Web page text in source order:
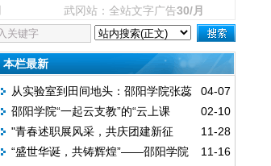
武冈站：全站文字广告30/月
本栏最新
04-07
从实验室到田间地头：邵阳学院张蕊
团队斩获省“三农”创业大赛一等奖，用益生
菌技术点“芥”成金
02-10
邵阳学院“一起云支教”的“云上课
堂”与“身边陪伴”
11-28
"青春述职展风采，共庆团建新征
程”——邵阳学院马克思主义学院团支书述职
11-16
“盛世华诞，共铸辉煌”——邵阳学院